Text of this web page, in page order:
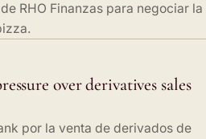
RHO Finanzas para negociar la
over derivatives sales
por la venta de derivados de